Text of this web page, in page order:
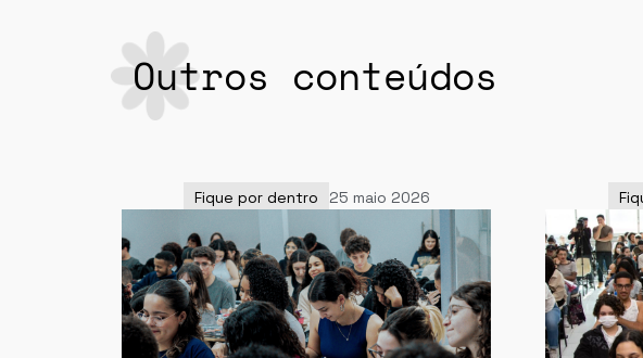
Outros conteúdos
Fique por dentro 25 maio 2026